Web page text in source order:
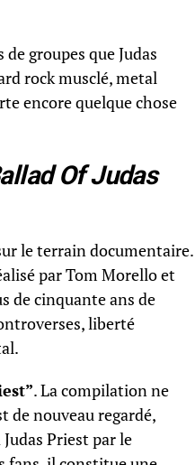
groupes que Judas
rock musclé, metal
encore quelque chose
Of Judas
le terrain documentaire.
par Tom Morello et
de cinquante ans de
liberté
”. La compilation ne
de nouveau regardé,
Priest par le